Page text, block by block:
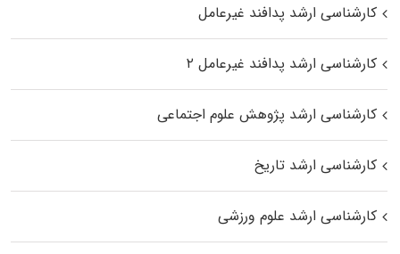
کارشناسی ارشد پدافند غیرعامل
کارشناسی ارشد پدافند غیرعامل ۲
کارشناسی ارشد پژوهش علوم اجتماعی
کارشناسی ارشد تاریخ
کارشناسی ارشد علوم ورزشی